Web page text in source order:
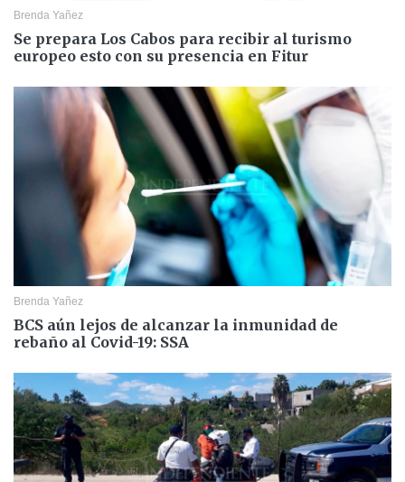
Brenda Yañez
Se prepara Los Cabos para recibir al turismo
europeo esto con su presencia en Fitur
Brenda Yañez
BCS aún lejos de alcanzar la inmunidad de
rebaño al Covid-19: SSA